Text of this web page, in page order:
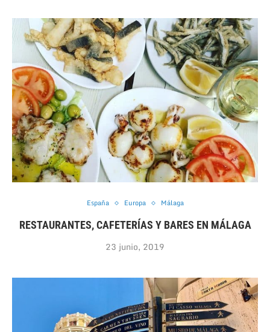
España Europa Málaga
RESTAURANTES, CAFETERÍAS Y BARES EN MÁLAGA
23 junio, 2019